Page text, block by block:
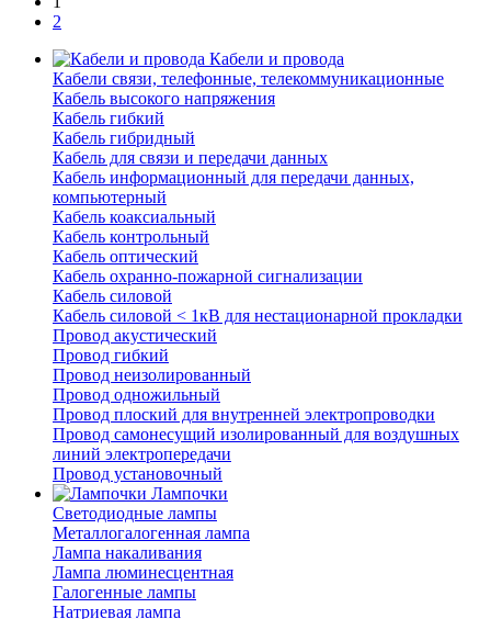
2
Кабели и провода
Кабели связи, телефонные, телекоммуникационные
Кабель высокого напряжения
Кабель гибкий
Кабель гибридный
Кабель для связи и передачи данных
Кабель информационный для передачи данных,
компьютерный
Кабель коаксиальный
Кабель контрольный
Кабель оптический
Кабель охранно-пожарной сигнализации
Кабель силовой
Кабель силовой < 1кВ для нестационарной прокладки
Провод акустический
Провод гибкий
Провод неизолированный
Провод одножильный
Провод плоский для внутренней электропроводки
Провод самонесущий изолированный для воздушных
линий электропередачи
Провод установочный
Лампочки
Светодиодные лампы
Металлогалогенная лампа
Лампа накаливания
Лампа люминесцентная
Галогенные лампы
Натриевая лампа